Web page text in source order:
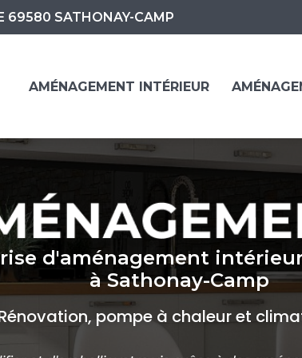
69580 SATHONAY-CAMP
AMÉNAGEMENT INTÉRIEUR
d'aménagement
à Sathonay-Camp
pompe à chaleur et